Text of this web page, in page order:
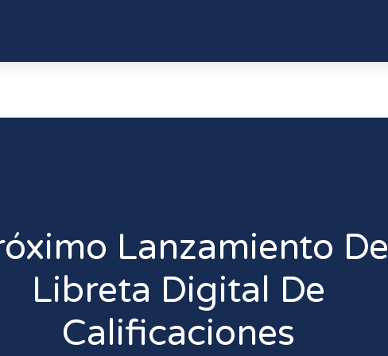
Lanzamiento De
Libreta Digital De
Calificaciones